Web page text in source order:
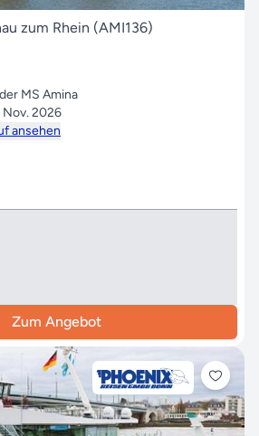
zum Rhein (AMI136)
MS Amina
Nov. 2026
ansehen
Zum Angebot